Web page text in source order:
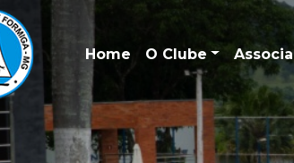
Home O Clube